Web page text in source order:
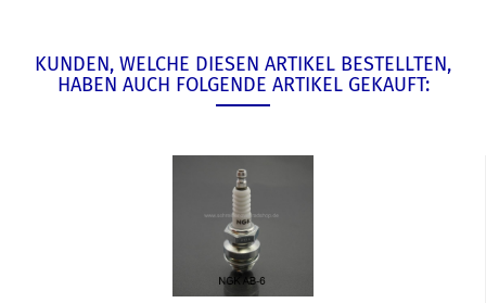
KUNDEN, WELCHE DIESEN ARTIKEL BESTELLTEN,
HABEN AUCH FOLGENDE ARTIKEL GEKAUFT: